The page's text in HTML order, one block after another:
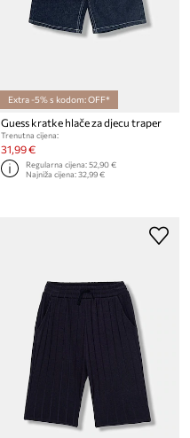
Extra -5% s kodom: OFF*
Guess kratke hlače za djecu traper
Trenutna cijena:
31,99 €
Regularna cijena:52,90 €
Najniža cijena:32,99 €